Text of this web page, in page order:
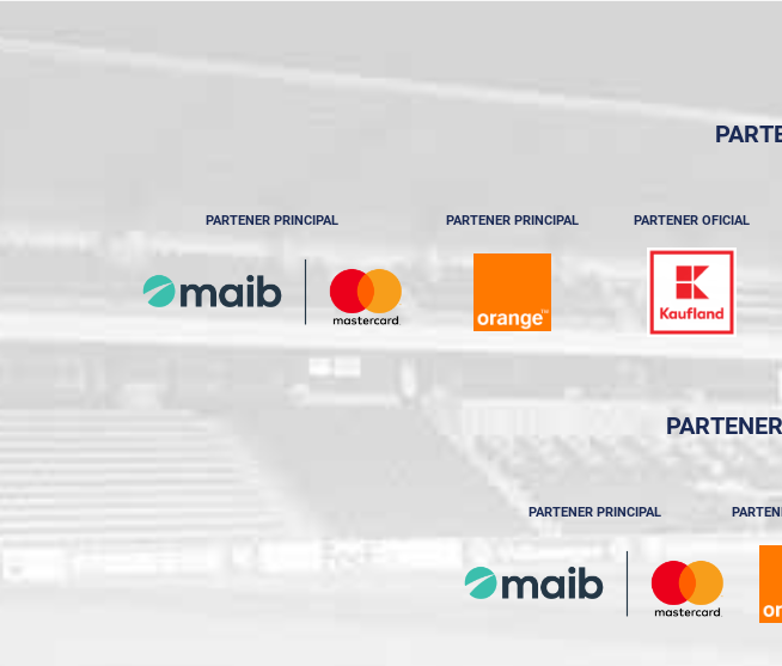
PARTENER PRINCIPAL PARTENER PRINCIPAL PARTENER OFICIAL
PARTENER PRINCIPAL